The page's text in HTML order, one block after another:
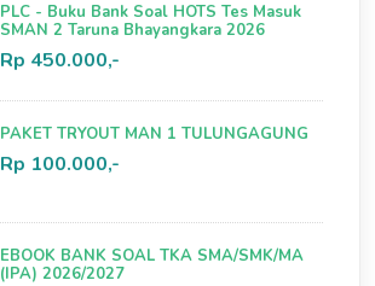
PLC - Buku Bank Soal HOTS Tes Masuk
SMAN 2 Taruna Bhayangkara 2026
Rp 450.000,-
PAKET TRYOUT MAN 1 TULUNGAGUNG
Rp 100.000,-
EBOOK BANK SOAL TKA SMA/SMK/MA
(IPA) 2026/2027